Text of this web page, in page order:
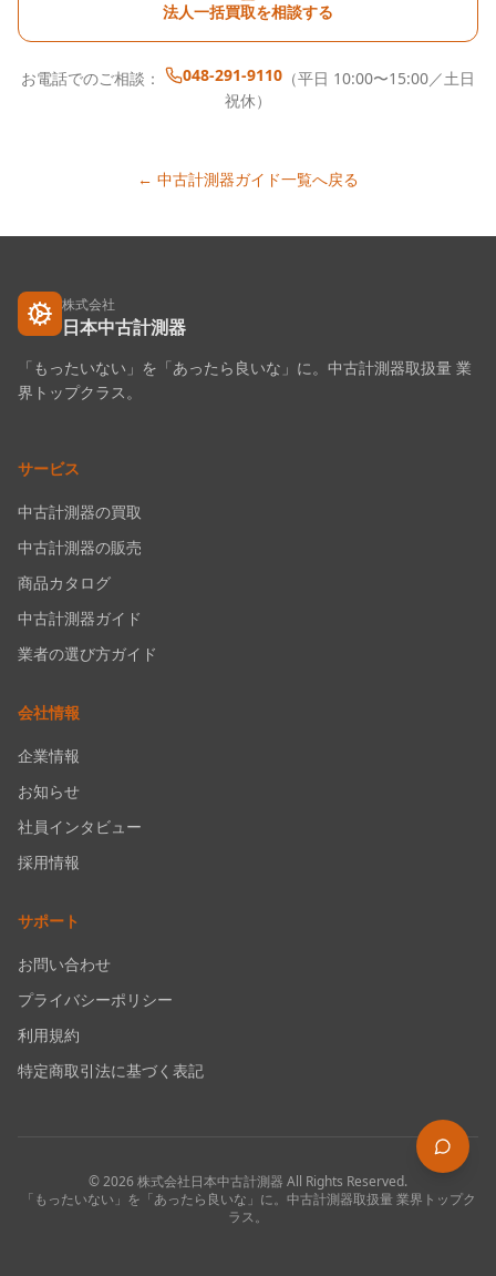
法人一括買取を相談する
お電話でのご相談： 048-291-9110 （平日 10:00〜15:00／土日
祝休）
← 中古計測器ガイド一覧へ戻る
株式会社
日本中古計測器
「もったいない」を「あったら良いな」に。中古計測器取扱量 業
界トップクラス。
サービス
中古計測器の買取
中古計測器の販売
商品カタログ
中古計測器ガイド
業者の選び方ガイド
会社情報
企業情報
お知らせ
社員インタビュー
採用情報
サポート
お問い合わせ
プライバシーポリシー
利用規約
特定商取引法に基づく表記
©2026株式会社日本中古計測器 All Rights Reserved.
「もったいない」を「あったら良いな」に。中古計測器取扱量 業界トップク
ラス。